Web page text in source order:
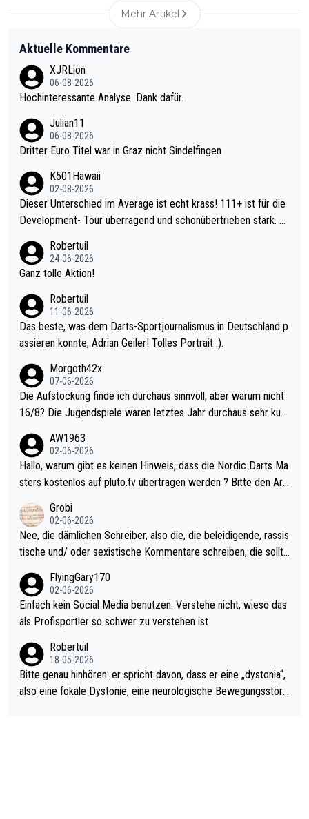
Mehr Artikel
Aktuelle Kommentare
XJRLion
06-08-2026
Hochinteressante Analyse. Dank dafür.
Julian11
06-08-2026
Dritter Euro Titel war in Graz nicht Sindelfingen
K501Hawaii
02-08-2026
Dieser Unterschied im Average ist echt krass! 111+ ist für die
Development- Tour überragend und schonübertrieben stark. U
mal 40+ erst recht. Da gewinnst keinen Blumentopf - ist ja noc
h krasser wie ein Pokalspiel eines Kreisligisten vs einem Bund
Robertuil
24-06-2026
Ganz tolle Aktion!
Robertuil
11-06-2026
Das beste, was dem Darts-Sportjournalismus in Deutschland p
assieren konnte, Adrian Geiler! Tolles Portrait :).
Morgoth42x
07-06-2026
Die Aufstockung finde ich durchaus sinnvoll, aber warum nicht
16/8? Die Jugendspiele waren letztes Jahr durchaus sehr kurz
Allerdings ist Mitchell Lawrie als Nummer 1 der Welt eh qualifi
ziert. Somit ändert die automatische Qualifikation des Weltmei
sters erstmal nichts. Ich denke sie wollen damit für nächstes J
ohl wenig WDF Turniere spielen. Dies war bei Archie Self letzt
es Jahr der Fall. Er musste als amtierender Weltmeister durch
den Qualifier und ich glaube kaum, dass Mitchel sich das (in Ve
gas) antun würde, wenn er doch eigentlich die PDC-WM als Zi
el hat.
AW1963
02-06-2026
Hallo, warum gibt es keinen Hinweis, dass die Nordic Darts Ma
sters kostenlos auf pluto.tv übertragen werden ? Bitte den Arti
Grobi
02-06-2026
Nee, die dämlichen Schreiber, also die, die beleidigende, rassis
tische und/ oder sexistische Kommentare schreiben, die sollte
s Leben in den Griff kriegen. Nur eins wundert mich: Luke Little
r war doch neulich erst derjenige, der über Social Media GvV p
rovoziert hat. Und Littlers Mutter schießt öfters mal gegen Ric
FlyingGary170
02-06-2026
Einfach kein Social Media benutzen. Verstehe nicht, wieso das
als Profisportler so schwer zu verstehen ist
Robertuil
18-05-2026
Bitte genau hinhören: er spricht davon, dass er eine „dystonia“,
also eine fokale Dystonie, eine neurologische Bewegungsstöru